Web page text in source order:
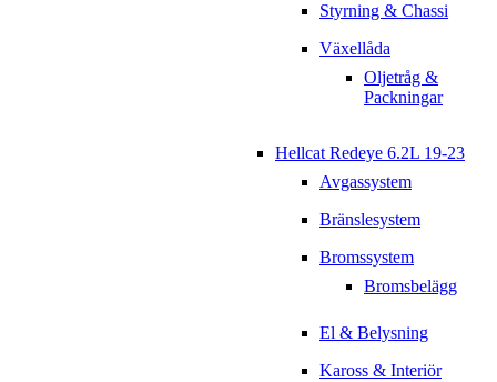
Styrning & Chassi
Växellåda
Oljetråg &
Packningar
Hellcat Redeye 6.2L 19-23
Avgassystem
Bränslesystem
Bromssystem
Bromsbelägg
El & Belysning
Kaross & Interiör